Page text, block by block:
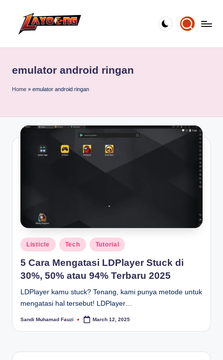
emulator android ringan
Home » emulator android ringan
Posted
in
Listicle Tech Tutorial
5 Cara Mengatasi LDPlayer Stuck di
30%, 50% atau 94% Terbaru 2025
LDPlayer kamu stuck? Tenang, kami punya metode untuk
mengatasi hal tersebut! LDPlayer…
Posted
Sandi Muhamad Fauzi March 12, 2025